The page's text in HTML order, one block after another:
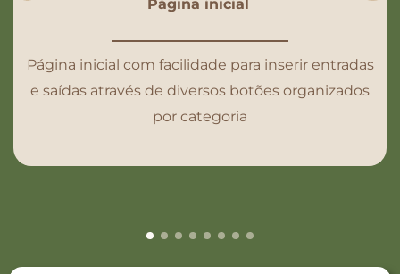
Página inicial
Página inicial com facilidade para inserir entradas
e saídas através de diversos botões organizados
por categoria